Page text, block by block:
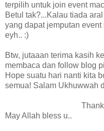
terpilih untuk join event
Betul tak?...Kalau tiada
yang dapat jemputan
eyh.. :)
Btw, jutaaan terima kasih
membaca dan follow blog
Hope suatu hari nanti kita
semua! Salam Ukhuwwah
Thank Q for
May Allah bless u..
As-